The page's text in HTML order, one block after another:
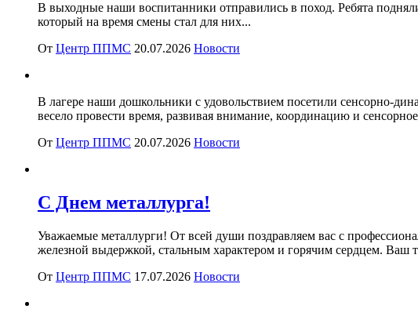
В выходные наши воспитанники отправились в поход. Ребята
который на время смены стал для них...
От Центр ППМС 20.07.2026 Новости
В лагере наши дошкольники с удовольствием посетили сенсорно-
весело провести время, развивая внимание, координацию и
От Центр ППМС 20.07.2026 Новости
С Днем металлурга!
Уважаемые металлурги! От всей души поздравляем вас с
железной выдержкой, стальным характером и горячим сердцем. Ваш
От Центр ППМС 17.07.2026 Новости